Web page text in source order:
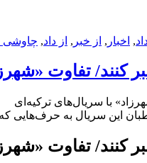
, اخبار , از خبر , از داد, چاوشی
کنند/ تفاوت
با سریال‌های ترکیه‌ای
این سریال به حرف‌هایی که
کنند/ تفاوت